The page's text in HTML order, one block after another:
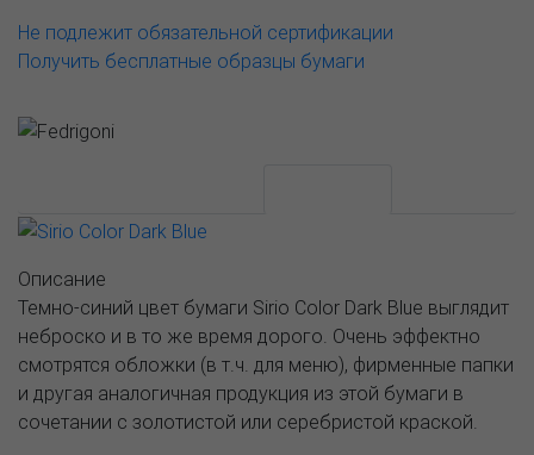
Не подлежит обязательной сертификации
Получить бесплатные образцы бумаги
Описание
Темно-синий цвет бумаги Sirio Color Dark Blue выглядит
неброско и в то же время дорого. Очень эффектно
смотрятся обложки (в т.ч. для меню), фирменные папки
и другая аналогичная продукция из этой бумаги в
сочетании с золотистой или серебристой краской.